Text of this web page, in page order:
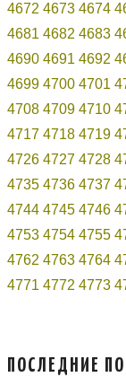
4672 4673 4674
4681 4682 4683
4690 4691 4692
4699 4700 4701
4708 4709 4710
4717 4718 4719
4726 4727 4728
4735 4736 4737
4744 4745 4746
4753 4754 4755
4762 4763 4764
4771 4772 4773
ПОСЛЕДНИЕ